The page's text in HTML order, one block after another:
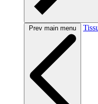
Prev main menu